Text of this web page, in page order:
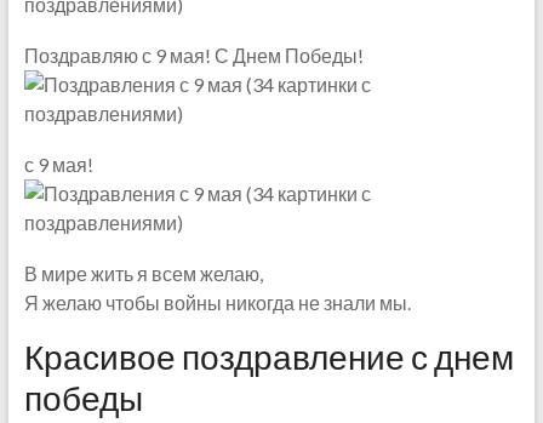
Поздравляю с 9 мая! С Днем Победы!
с 9 мая!
В мире жить я всем желаю,
Я желаю чтобы войны никогда не знали мы.
Красивое поздравление с днем
победы